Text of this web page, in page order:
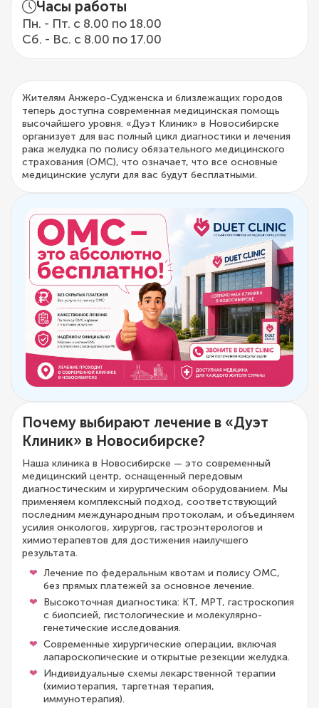
Часы работы
Пн. - Пт. с 8.00 по 18.00
Сб. - Вс. с 8.00 по 17.00
Жителям Анжеро-Судженска и близлежащих городов
теперь доступна современная медицинская помощь
высочайшего уровня. «Дуэт Клиник» в Новосибирске
организует для вас полный цикл диагностики и лечения
рака желудка по полису обязательного медицинского
страхования (ОМС), что означает, что все основные
медицинские услуги для вас будут бесплатными.
Почему выбирают лечение в «Дуэт
Клиник» в Новосибирске?
Наша клиника в Новосибирске — это современный
медицинский центр, оснащенный передовым
диагностическим и хирургическим оборудованием. Мы
применяем комплексный подход, соответствующий
последним международным протоколам, и объединяем
усилия онкологов, хирургов, гастроэнтерологов и
химиотерапевтов для достижения наилучшего
результата.
Лечение по федеральным квотам и полису ОМС,
без прямых платежей за основное лечение.
Высокоточная диагностика: КТ, МРТ, гастроскопия
с биопсией, гистологические и молекулярно-
генетические исследования.
Современные хирургические операции, включая
лапароскопические и открытые резекции желудка.
Индивидуальные схемы лекарственной терапии
(химиотерапия, таргетная терапия,
иммунотерапия).